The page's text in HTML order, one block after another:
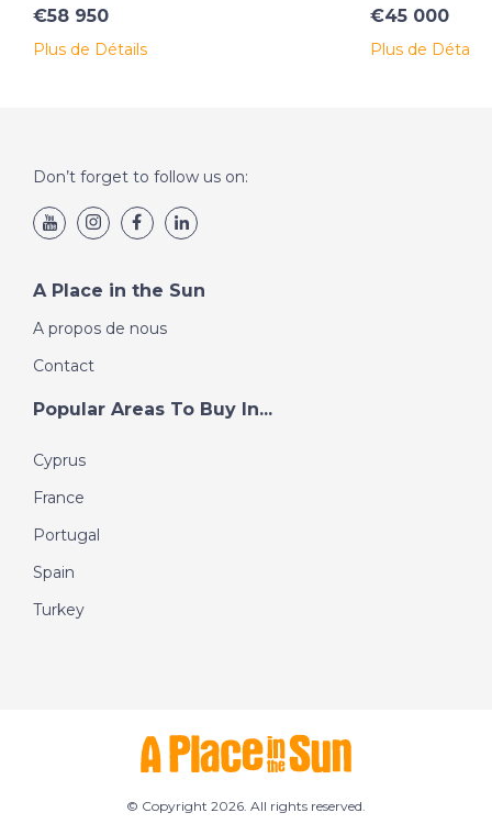
€58 950
Plus de Détails
€45 000
Plus de Détails
Don’t forget to follow us on:
A Place in the Sun
A propos de nous
Contact
Popular Areas To Buy In...
Cyprus
France
Portugal
Spain
Turkey
© Copyright 2026. All rights reserved.